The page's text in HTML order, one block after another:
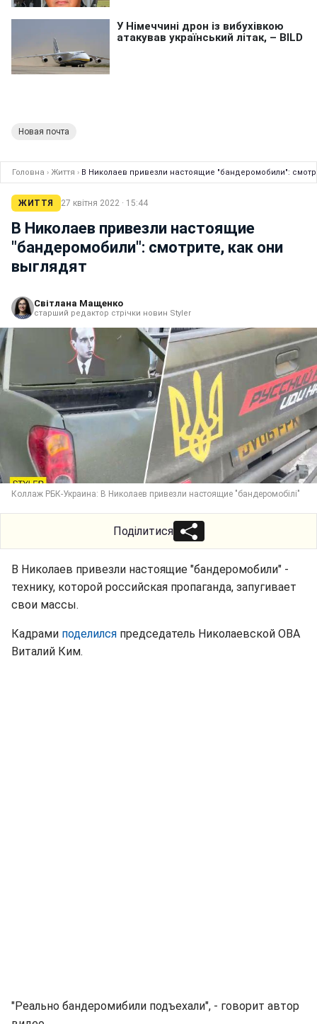
Новая почта
Головна › Життя › В Николаев привезли настоящие "бандеромобили":
ЖИТТЯ 27 квітня 2022 · 15:44
В Николаев привезли настоящие
"бандеромобили": смотрите, как они
выглядят
Світлана Мащенко
старший редактор стрічки новин Styler
Коллаж РБК-Украина: В Николаев привезли настоящие "бандеромобілі"
Поділитися
В Николаев привезли настоящие "бандеромобили" -
технику, которой российская пропаганда, запугивает
свои массы.
Кадрами поделился председатель Николаевской ОВА
Виталий Ким.
"Реально бандеромибили подъехали", - говорит автор